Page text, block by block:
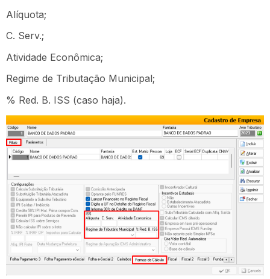
Alíquota;
C. Serv.;
Atividade Econômica;
Regime de Tributação Municipal;
% Red. B. ISS (caso haja).